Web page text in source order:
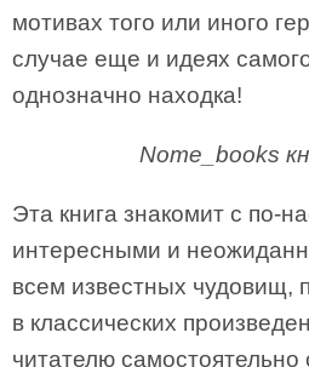
мотивах того или иного
случае еще и идеях
однозначно находка!
Nome_books
Эта книга знакомит с по-
интересными и
всем известных чудовищ,
в классических
читателю самостоятельно